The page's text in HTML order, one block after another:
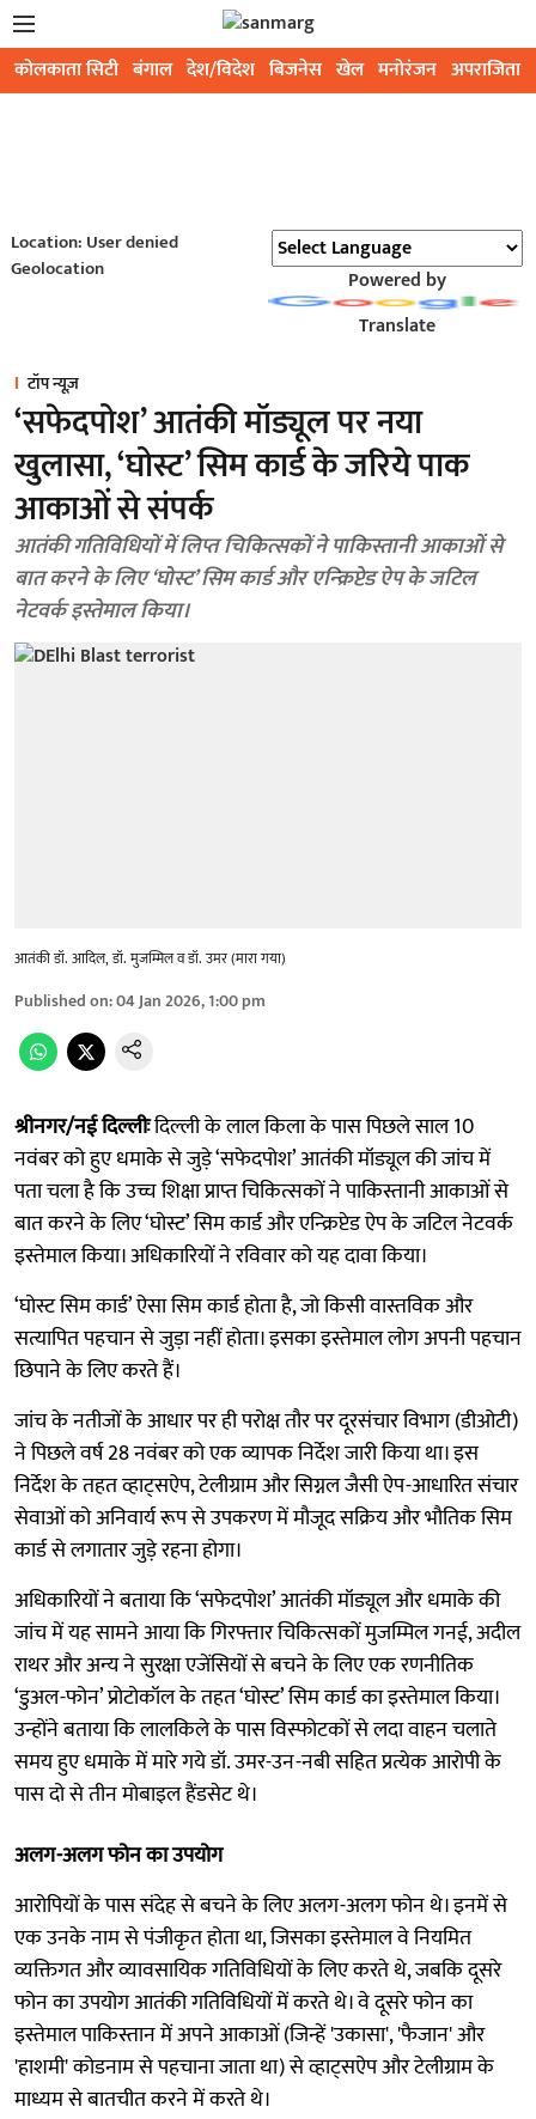
कोलकाता सिटी बंगाल देश/विदेश बिजनेस खेल मनोरंजन अपराजिता
Location: User denied
Geolocation
Powered by
Translate
टॉप न्यूज़
‘सफेदपोश’ आतंकी मॉड्यूल पर नया
खुलासा, ‘घोस्ट’ सिम कार्ड के जरिये पाक
आकाओं से संपर्क
आतंकी गतिविधियों में लिप्त चिकित्सकों ने पाकिस्तानी आकाओं से
बात करने के लिए ‘घोस्ट’ सिम कार्ड और एन्क्रिप्टेड ऐप के जटिल
नेटवर्क इस्तेमाल किया।
आतंकी डॉ. आदिल, डॉ. मुजम्मिल व डॉ. उमर (मारा गया)
Published on:04 Jan 2026, 1:00 pm
श्रीनगर/नई दिल्लीःदिल्ली के लाल किला के पास पिछले साल 10
नवंबर को हुए धमाके से जुड़े ‘सफेदपोश’ आतंकी मॉड्यूल की जांच में
पता चला है कि उच्च शिक्षा प्राप्त चिकित्सकों ने पाकिस्तानी आकाओं से
बात करने के लिए ‘घोस्ट’ सिम कार्ड और एन्क्रिप्टेड ऐप के जटिल नेटवर्क
इस्तेमाल किया। अधिकारियों ने रविवार को यह दावा किया।
‘घोस्ट सिम कार्ड’ ऐसा सिम कार्ड होता है, जो किसी वास्तविक और
सत्यापित पहचान से जुड़ा नहीं होता। इसका इस्तेमाल लोग अपनी पहचान
छिपाने के लिए करते हैं।
जांच के नतीजों के आधार पर ही परोक्ष तौर पर दूरसंचार विभाग (डीओटी)
ने पिछले वर्ष 28 नवंबर को एक व्यापक निर्देश जारी किया था। इस
निर्देश के तहत व्हाट्सऐप, टेलीग्राम और सिग्नल जैसी ऐप-आधारित संचार
सेवाओं को अनिवार्य रूप से उपकरण में मौजूद सक्रिय और भौतिक सिम
कार्ड से लगातार जुड़े रहना होगा।
अधिकारियों ने बताया कि ‘सफेदपोश’ आतंकी मॉड्यूल और धमाके की
जांच में यह सामने आया कि गिरफ्तार चिकित्सकों मुजम्मिल गनई, अदील
राथर और अन्य ने सुरक्षा एजेंसियों से बचने के लिए एक रणनीतिक
‘डुअल-फोन’ प्रोटोकॉल के तहत ‘घोस्ट’ सिम कार्ड का इस्तेमाल किया।
उन्होंने बताया कि लालकिले के पास विस्फोटकों से लदा वाहन चलाते
समय हुए धमाके में मारे गये डॉ. उमर-उन-नबी सहित प्रत्येक आरोपी के
पास दो से तीन मोबाइल हैंडसेट थे।
अलग-अलग फोन का उपयोग
आरोपियों के पास संदेह से बचने के लिए अलग-अलग फोन थे। इनमें से
एक उनके नाम से पंजीकृत होता था, जिसका इस्तेमाल वे नियमित
व्यक्तिगत और व्यावसायिक गतिविधियों के लिए करते थे, जबकि दूसरे
फोन का उपयोग आतंकी गतिविधियों में करते थे। वे दूसरे फोन का
इस्तेमाल पाकिस्तान में अपने आकाओं (जिन्हें 'उकासा', 'फैजान' और
'हाशमी' कोडनाम से पहचाना जाता था) से व्हाट्सऐप और टेलीग्राम के
माध्यम से बातचीत करने में करते थे।